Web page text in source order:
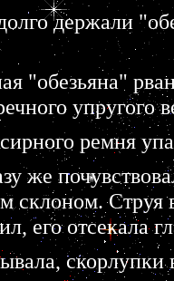
держали
"обезьяна"
упругого
ремня
же
склоном. Струя
его отсекала
скорлупки